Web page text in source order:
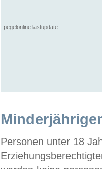
pegelonline.lastupdate
Personen unter 18